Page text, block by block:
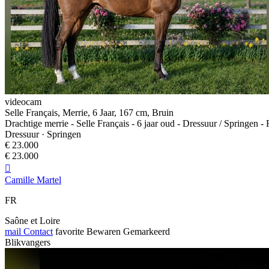
videocam
Selle Français, Merrie, 6 Jaar, 167 cm, Bruin
Drachtige merrie - Selle Français - 6 jaar oud - Dressuur / Springen -
Dressuur · Springen
€ 23.000
€ 23.000

Camille Martel
FR
Saône et Loire
mail Contact favorite Bewaren Gemarkeerd
Blikvangers